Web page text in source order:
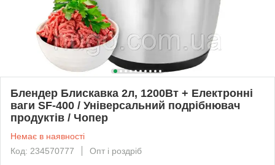
Блендер Блискавка 2л, 1200Вт + Електронні
ваги SF-400 / Універсальний подрібнювач
продуктів / Чопер
Немає в наявності
Код: 234570777
Опт і роздріб